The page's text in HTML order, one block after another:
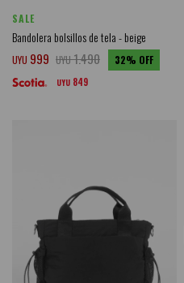
SALE
Bandolera bolsillos de tela - beige
UYU 999 UYU1.490 32
UYU 849